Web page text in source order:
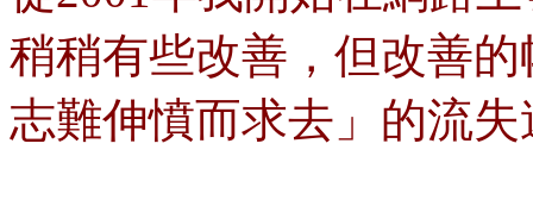
稍稍有些改善，但改善
志難伸憤而求去」的流失